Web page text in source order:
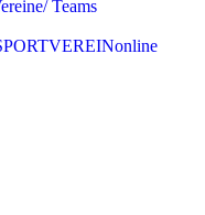
Teams